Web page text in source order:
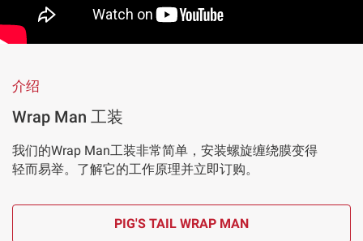
介绍
Wrap Man 工装
我们的Wrap Man工装非常简单，安装螺旋缠绕膜变得
轻而易举。了解它的工作原理并立即订购。
PIG'S TAIL WRAP MAN